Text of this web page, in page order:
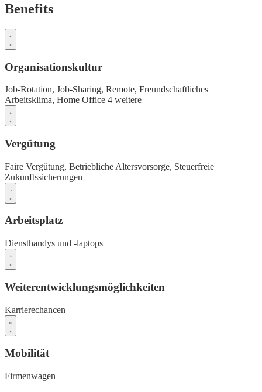
Benefits
Organisationskultur
Job-Rotation, Job-Sharing, Remote, Freundschaftliches
Arbeitsklima, Home Office 4 weitere
Vergütung
Faire Vergütung, Betriebliche Altersvorsorge, Steuerfreie
Zukunftssicherungen
Arbeitsplatz
Diensthandys und -laptops
Weiterentwicklungsmöglichkeiten
Karrierechancen
Mobilität
Firmenwagen